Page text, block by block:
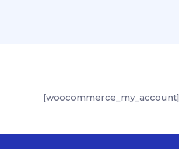
[woocommerce_my_account]